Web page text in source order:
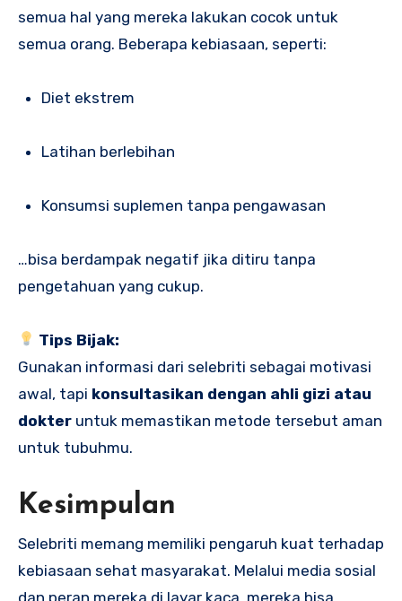
semua hal yang mereka lakukan cocok untuk
semua orang. Beberapa kebiasaan, seperti:
Diet ekstrem
Latihan berlebihan
Konsumsi suplemen tanpa pengawasan
…bisa berdampak negatif jika ditiru tanpa
pengetahuan yang cukup.
Tips Bijak:
Gunakan informasi dari selebriti sebagai motivasi
awal, tapi konsultasikan dengan ahli gizi atau
dokter untuk memastikan metode tersebut aman
untuk tubuhmu.
Kesimpulan
Selebriti memang memiliki pengaruh kuat terhadap
kebiasaan sehat masyarakat. Melalui media sosial
dan peran mereka di layar kaca, mereka bisa